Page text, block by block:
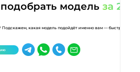
модель за 2
Подскажем, какая модель подойдёт именно вам — быстро и по